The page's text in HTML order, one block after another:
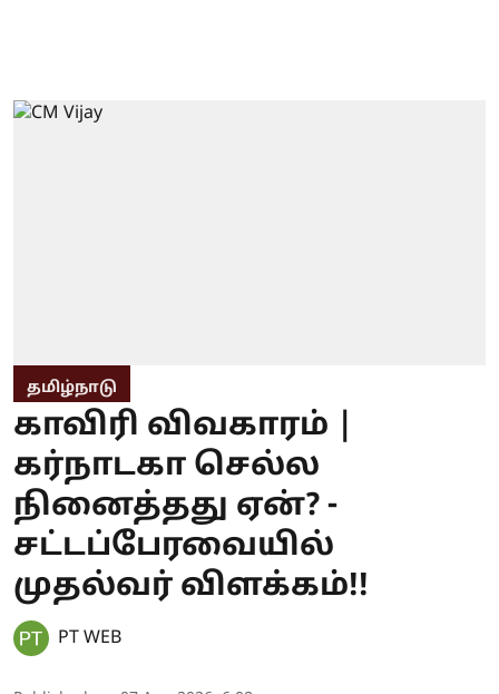
தமிழ்நாடு
காவிரி விவகாரம் |
கர்நாடகா செல்ல
நினைத்தது ஏன்? -
சட்டப்பேரவையில்
முதல்வர் விளக்கம்!!
PT WEB